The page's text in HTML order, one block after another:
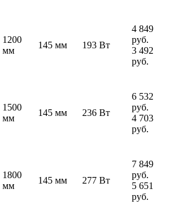
1200
мм
145 мм 193 Вт
4 849
руб.
3 492
руб.
1500
мм
145 мм 236 Вт
6 532
руб.
4 703
руб.
1800
мм
145 мм 277 Вт
7 849
руб.
5 651
руб.